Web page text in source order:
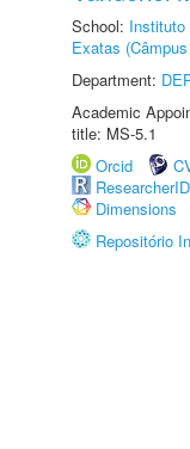
School: Instituto
Exatas
Department:
Academic
title: MS-5.1
Orcid
ResearcherID
Dimensions
Repositório